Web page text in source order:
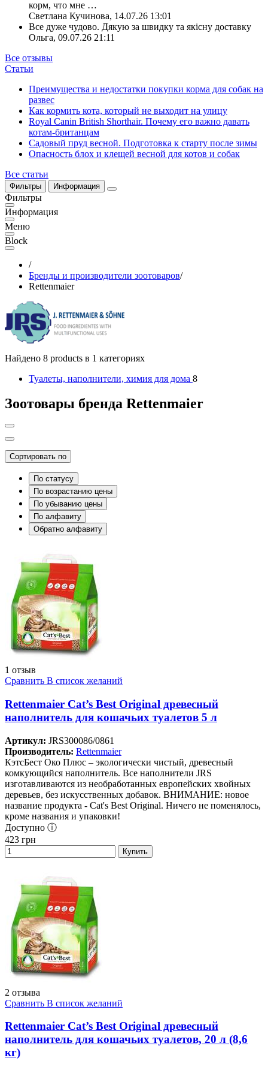
корм, что мне …
Светлана Кучинова, 14.07.26 13:01
Все дуже чудово. Дякую за швидку та якісну доставку
Ольга, 09.07.26 21:11
Все отзывы
Статьи
Преимущества и недостатки покупки корма для собак на
развес
Как кормить кота, который не выходит на улицу
Royal Canin British Shorthair. Почему его важно давать
котам-британцам
Садовый пруд весной. Подготовка к старту после зимы
Опасность блох и клещей весной для котов и собак
Все статьи
Фильтры Информация
Фильтры
Информация
Меню
Block
/
Бренды и производители зоотоваров/
Rettenmaier
Найдено 8 products в 1 категориях
Туалеты, наполнители, химия для дома 8
Зоотовары бренда Rettenmaier
Сортировать по
По статусу
По возрастанию цены
По убыванию цены
По алфавиту
Обратно алфавиту
1 отзыв
Сравнить В список желаний
Rettenmaier Cat’s Best Original древесный
наполнитель для кошачьих туалетов 5 л
Артикул: JRS300086/0861
Производитель: Rettenmaier
КэтсБест Око Плюс – экологически чистый, древесный
комкующийся наполнитель. Все наполнители JRS
изготавливаются из необработанных европейских хвойных
деревьев, без искусственных добавок. ВНИМАНИЕ: новое
название продукта - Cat's Best Original. Ничего не поменялось,
кроме названия и упаковки!
Доступно ⓘ
423 грн
Купить
2 отзыва
Сравнить В список желаний
Rettenmaier Cat’s Best Original древесный
наполнитель для кошачьих туалетов, 20 л (8,6
кг)